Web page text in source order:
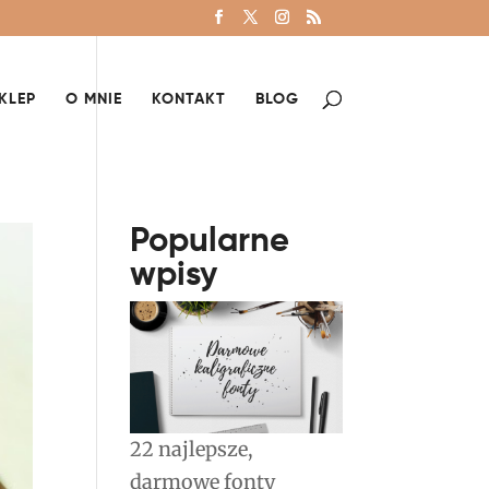
O MNIE KONTAKT BLOG
Popularne
wpisy
22 najlepsze,
darmowe fonty